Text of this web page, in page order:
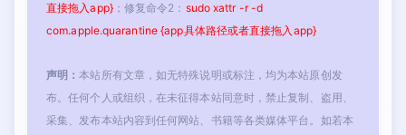
直接拖入app}；修复命令2： sudo xattr -r -d
com.apple.quarantine {app具体路径或者直接拖入app}
声明：本站所有文章，如无特殊说明或标注，均为本站原创发
布。任何个人或组织，在未征得本站同意时，禁止复制、盗用、
采集、发布本站内容到任何网站、书籍等各类媒体平台。如若本